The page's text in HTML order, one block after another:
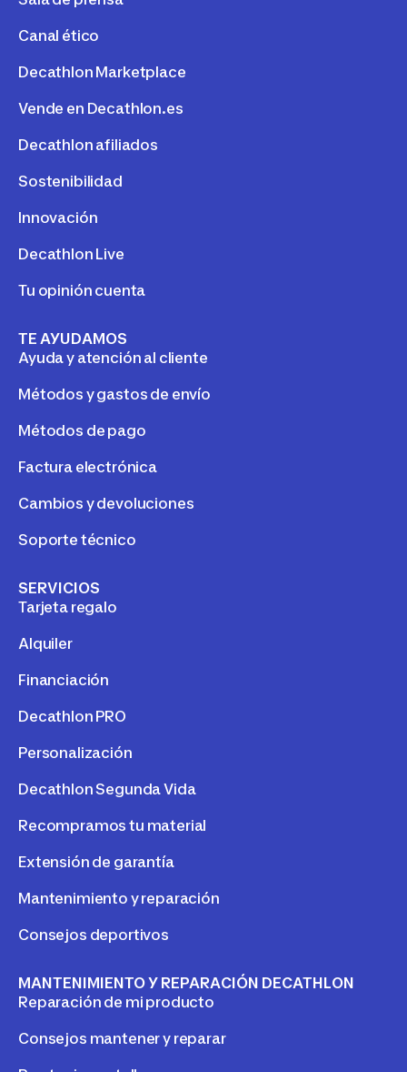
Canal ético
Decathlon Marketplace
Vende en Decathlon.es
Decathlon afiliados
Sostenibilidad
Innovación
Decathlon Live
Tu opinión cuenta
TE AYUDAMOS
Ayuda y atención al cliente
Métodos y gastos de envío
Métodos de pago
Factura electrónica
Cambios y devoluciones
Soporte técnico
SERVICIOS
Tarjeta regalo
Alquiler
Financiación
Decathlon PRO
Personalización
Decathlon Segunda Vida
Recompramos tu material
Extensión de garantía
Mantenimiento y reparación
Consejos deportivos
MANTENIMIENTO Y REPARACIÓN DECATHLON
Reparación de mi producto
Consejos mantener y reparar